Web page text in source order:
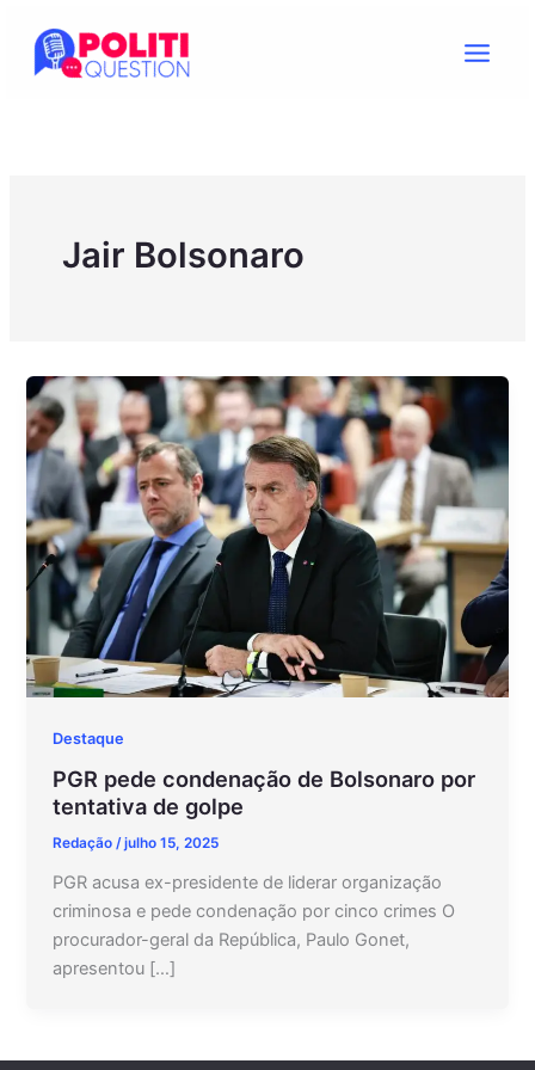
Jair Bolsonaro
Destaque
PGR pede condenação de Bolsonaro por
tentativa de golpe
Redação/julho 15, 2025
PGR acusa ex-presidente de liderar organização
criminosa e pede condenação por cinco crimes O
procurador-geral da República, Paulo Gonet,
apresentou […]